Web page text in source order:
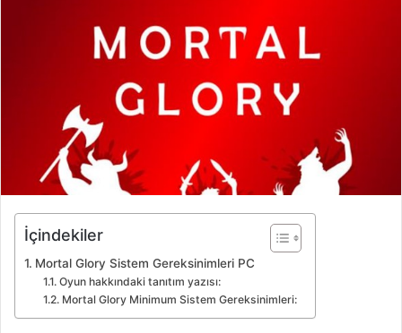
İçindekiler
Mortal Glory Sistem Gereksinimleri PC
Oyun hakkındaki tanıtım yazısı:
Mortal Glory Minimum Sistem Gereksinimleri: